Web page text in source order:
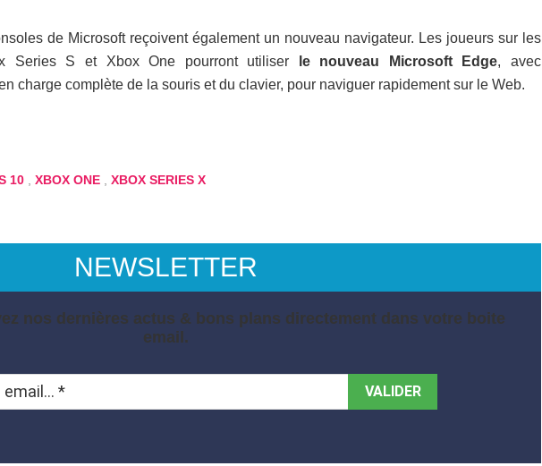
de Microsoft reçoivent également un nouveau navigateur. Les joueurs sur les
Series S et Xbox One pourront utiliser
le nouveau Microsoft Edge, avec
charge complète de la souris et du clavier, pour naviguer rapidement sur le Web.
10 XBOX ONE XBOX SERIES X
NEWSLETTER
nos dernières actus & bons plans directement dans votre boite
email.